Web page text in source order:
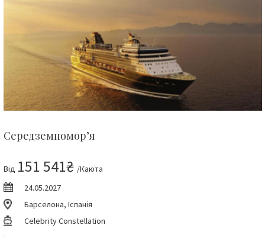
Середземномор’я
Від 151 541₴ /Каюта
24.05.2027
Барселона, Іспанія
Celebrity Constellation